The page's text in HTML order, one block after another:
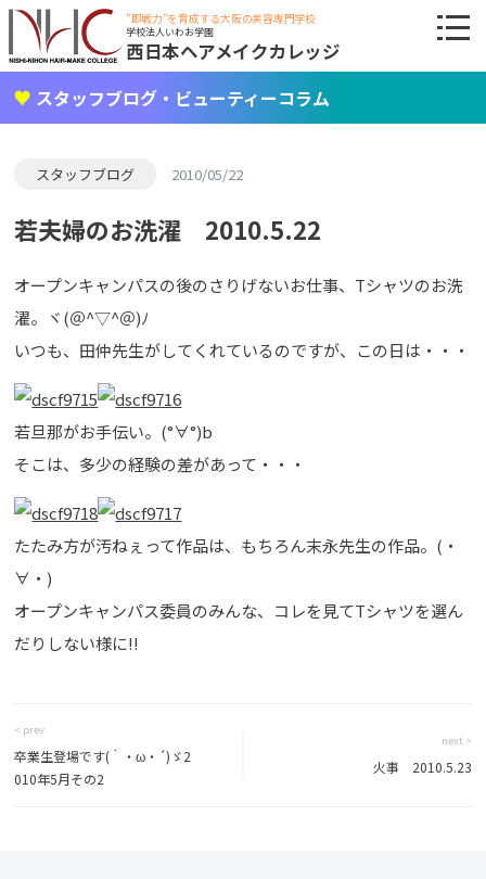
"即戦力"を育成する大阪の美容専門学校
学校法人いわお学園
西日本ヘアメイクカレッジ
スタッフブログ・ビューティーコラム
スタッフブログ 2010/05/22
若夫婦のお洗濯 2010.5.22
オープンキャンパスの後のさりげないお仕事、Tシャツのお洗
濯。ヾ(＠^▽^＠)ﾉ
いつも、田仲先生がしてくれているのですが、この日は・・・
若旦那がお手伝い。(°∀°)b
そこは、多少の経験の差があって・・・
たたみ方が汚ねぇって作品は、もちろん末永先生の作品。(・
∀・)
オープンキャンパス委員のみんな、コレを見てTシャツを選ん
だりしない様に!!
< prev
卒業生登場です(｀・ω・´)ゞ2
010年5月その2
next >
火事 2010.5.23